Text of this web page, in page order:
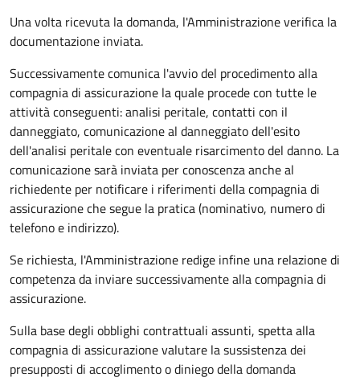
Una volta ricevuta la domanda, l'Amministrazione verifica la
documentazione inviata.
Successivamente comunica l'avvio del procedimento alla
compagnia di assicurazione la quale procede con tutte le
attività conseguenti: analisi peritale, contatti con il
danneggiato, comunicazione al danneggiato dell'esito
dell'analisi peritale con eventuale risarcimento del danno. La
comunicazione sarà inviata per conoscenza anche al
richiedente per notificare i riferimenti della compagnia di
assicurazione che segue la pratica (nominativo, numero di
telefono e indirizzo).
Se richiesta, l'Amministrazione redige infine una relazione di
competenza da inviare successivamente alla compagnia di
assicurazione.
Sulla base degli obblighi contrattuali assunti, spetta alla
compagnia di assicurazione valutare la sussistenza dei
presupposti di accoglimento o diniego della domanda